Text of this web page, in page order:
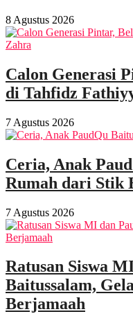
8 Agustus 2026
Calon Generasi
di Tahfidz
7 Agustus 2026
Ceria, Anak
Rumah dari Stik
7 Agustus 2026
Ratusan Siswa
Baitussalam,
Berjamaah